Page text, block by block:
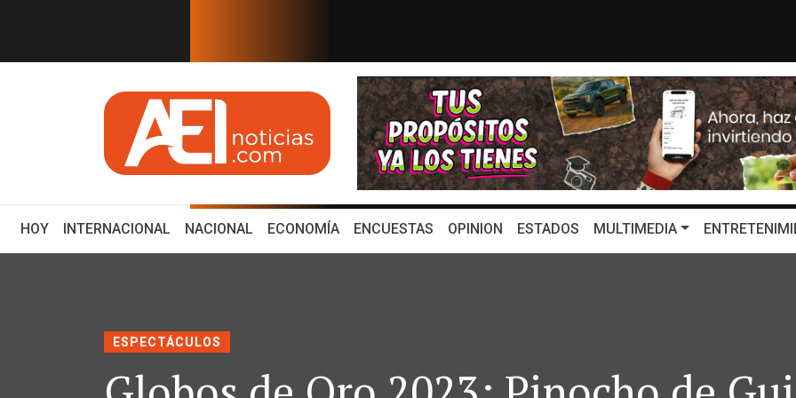
EN TIEMPO REAL
SUS PREFERENCIAS ¿Por qué Perú y México rompieron relaciones diplomát... Fujimori
HOY(CURRENT)
INTERNACIONAL NACIONAL ECONOMÍA ENCUESTAS OPINION ESTADOS MULTIMEDIA
ESPECTÁCULOS